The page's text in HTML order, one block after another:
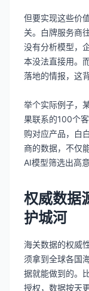
但要实现这些价
关。白牌服务商
没有分析模型，
本没法直接用。
落地的情报，这
举个实际例子，
果联系的100个
购对应产品，白
商的数据，不仅
AI模型筛选出高
权威数据
护城河
海关数据的权威
须拿到全球各国
据就能做到的。
授权，数据按天